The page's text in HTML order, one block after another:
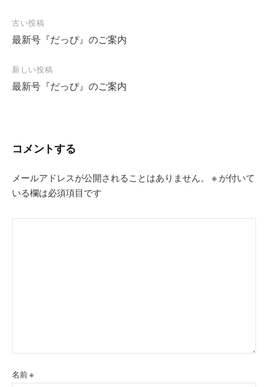
投
稿
ナ
ビ
ゲ
ョ
古い投稿
最新号『だっぴ』のご案内
新しい投稿
最新号『だっぴ』のご案内
コメントする
メールアドレスが公開されることはありません。 ※ が付いて
いる欄は必須項目です
名前※